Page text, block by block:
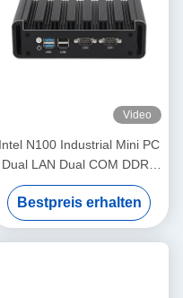
Video
Intel N100 Industrial Mini PC
Dual LAN Dual COM DDR4
16G RAM für die Industrie
Bestpreis erhalten